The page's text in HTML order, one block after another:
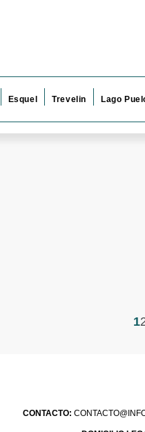
Esquel Trevelin Lago
1
CONTACTO: